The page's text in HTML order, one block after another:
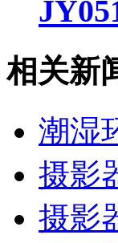
相关新
潮湿
摄影
摄影